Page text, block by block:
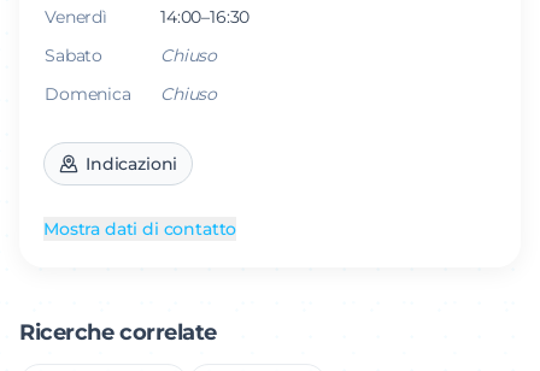
Venerdì
14:00–16:30
Sabato
Chiuso
Domenica
Chiuso
Indicazioni
Mostra dati di contatto
Ricerche correlate